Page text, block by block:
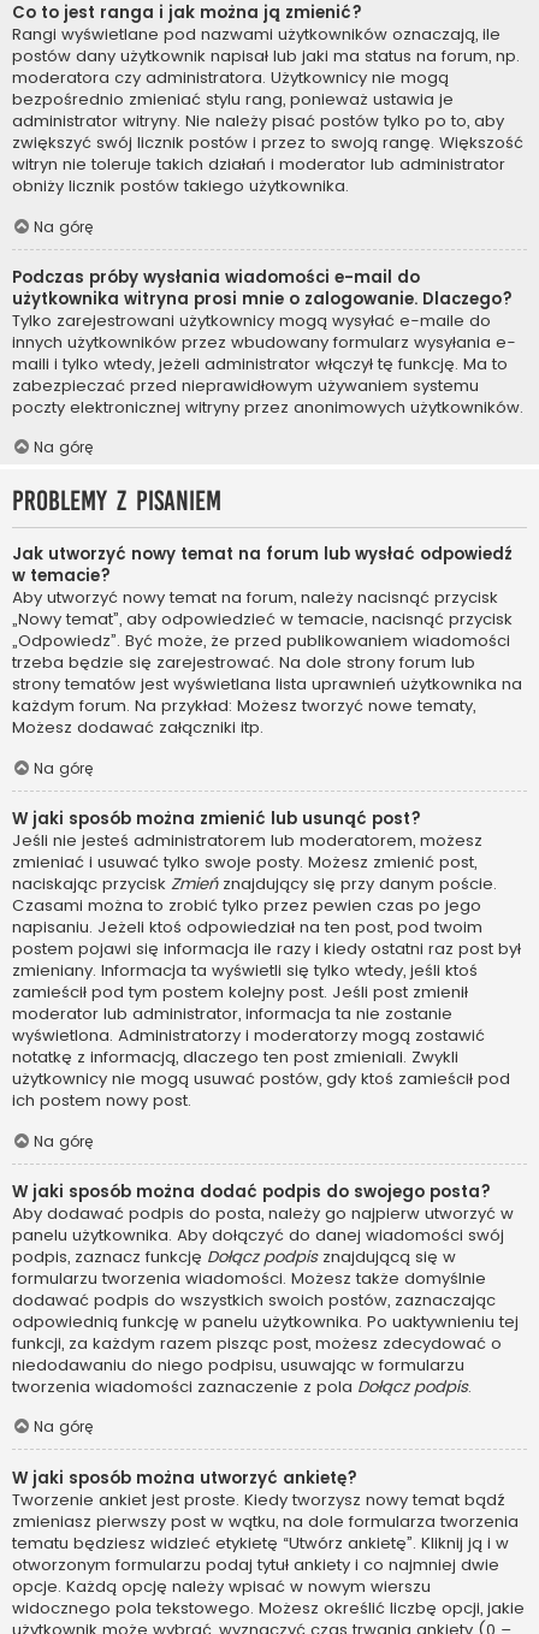
Co to jest ranga i jak można ją zmienić?
Rangi wyświetlane pod nazwami użytkowników oznaczają, ile
postów dany użytkownik napisał lub jaki ma status na forum, np.
moderatora czy administratora. Użytkownicy nie mogą
bezpośrednio zmieniać stylu rang, ponieważ ustawia je
administrator witryny. Nie należy pisać postów tylko po to, aby
zwiększyć swój licznik postów i przez to swoją rangę. Większość
witryn nie toleruje takich działań i moderator lub administrator
obniży licznik postów takiego użytkownika.
Na górę
Podczas próby wysłania wiadomości e-mail do
użytkownika witryna prosi mnie o zalogowanie. Dlaczego?
Tylko zarejestrowani użytkownicy mogą wysyłać e-maile do
innych użytkowników przez wbudowany formularz wysyłania e-
maili i tylko wtedy, jeżeli administrator włączył tę funkcję. Ma to
zabezpieczać przed nieprawidłowym używaniem systemu
poczty elektronicznej witryny przez anonimowych użytkowników.
Na górę
Problemy z pisaniem
Jak utworzyć nowy temat na forum lub wysłać odpowiedź
w temacie?
Aby utworzyć nowy temat na forum, należy nacisnąć przycisk
„Nowy temat”, aby odpowiedzieć w temacie, nacisnąć przycisk
„Odpowiedz”. Być może, że przed publikowaniem wiadomości
trzeba będzie się zarejestrować. Na dole strony forum lub
strony tematów jest wyświetlana lista uprawnień użytkownika na
każdym forum. Na przykład: Możesz tworzyć nowe tematy,
Możesz dodawać załączniki itp.
Na górę
W jaki sposób można zmienić lub usunąć post?
Jeśli nie jesteś administratorem lub moderatorem, możesz
zmieniać i usuwać tylko swoje posty. Możesz zmienić post,
naciskając przycisk Zmieńznajdujący się przy danym poście.
Czasami można to zrobić tylko przez pewien czas po jego
napisaniu. Jeżeli ktoś odpowiedział na ten post, pod twoim
postem pojawi się informacja ile razy i kiedy ostatni raz post był
zmieniany. Informacja ta wyświetli się tylko wtedy, jeśli ktoś
zamieścił pod tym postem kolejny post. Jeśli post zmienił
moderator lub administrator, informacja ta nie zostanie
wyświetlona. Administratorzy i moderatorzy mogą zostawić
notatkę z informacją, dlaczego ten post zmieniali. Zwykli
użytkownicy nie mogą usuwać postów, gdy ktoś zamieścił pod
ich postem nowy post.
Na górę
W jaki sposób można dodać podpis do swojego posta?
Aby dodawać podpis do posta, należy go najpierw utworzyć w
panelu użytkownika. Aby dołączyć do danej wiadomości swój
podpis, zaznacz funkcję Dołącz podpisznajdującą się w
formularzu tworzenia wiadomości. Możesz także domyślnie
dodawać podpis do wszystkich swoich postów, zaznaczając
odpowiednią funkcję w panelu użytkownika. Po uaktywnieniu tej
funkcji, za każdym razem pisząc post, możesz zdecydować o
niedodawaniu do niego podpisu, usuwając w formularzu
tworzenia wiadomości zaznaczenie z pola Dołącz podpis.
Na górę
W jaki sposób można utworzyć ankietę?
Tworzenie ankiet jest proste. Kiedy tworzysz nowy temat bądź
zmieniasz pierwszy post w wątku, na dole formularza tworzenia
tematu będziesz widzieć etykietę “Utwórz ankietę”. Kliknij ją i w
otworzonym formularzu podaj tytuł ankiety i co najmniej dwie
opcje. Każdą opcję należy wpisać w nowym wierszu
widocznego pola tekstowego. Możesz określić liczbę opcji, jakie
użytkownik może wybrać, wyznaczyć czas trwania ankiety (0 –